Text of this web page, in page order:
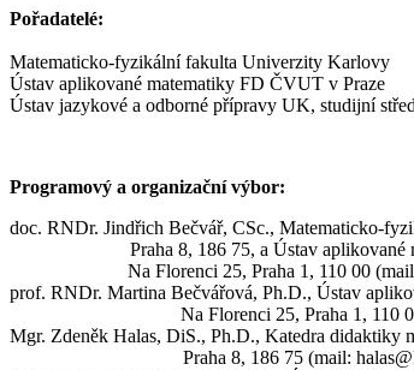
Pořadatelé:
Matematicko-fyzikální fakulta Univerzity Karlovy
Ústav aplikované matematiky FD ČVUT v Praze
Ústav jazykové a odborné přípravy UK, studijní
Programový a organizační výbor:
doc. RNDr. Jindřich Bečvář, CSc., Matematicko-
Praha 8, 186 75, a Ústav
Na Florenci 25, Praha 1, 110 00
prof. RNDr. Martina Bečvářová, Ph.D., Ústav
Na Florenci 25, Praha 1, 110
Mgr. Zdeněk Halas, DiS., Ph.D., Katedra didaktiky
Praha 8, 186 75 (mail: